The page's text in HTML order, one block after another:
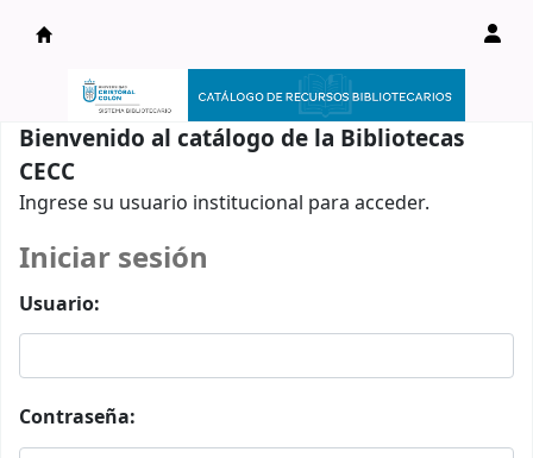
Catálogo en línea
Bienvenido al catálogo de la Bibliotecas
CECC
Ingrese su usuario institucional para acceder.
Iniciar sesión
Usuario:
Contraseña: